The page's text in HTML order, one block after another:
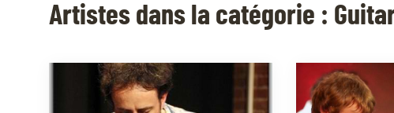
Artistes dans la catégorie :